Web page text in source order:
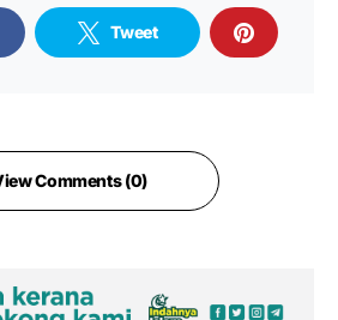
Tweet
Comments (0)